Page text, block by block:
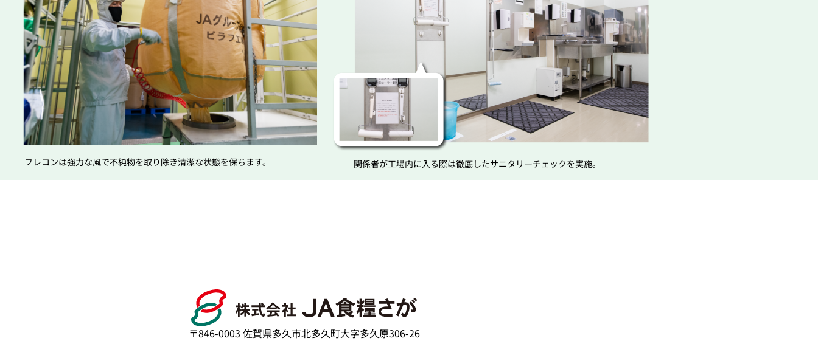
フレコンは強力な風で不純物を取り除き清潔な状態を保ちます。 関係者が工場内に入る際は徹底したサニタリーチェックを実施。
〒846-0003 佐賀県多久市北多久町大字多久原306-26